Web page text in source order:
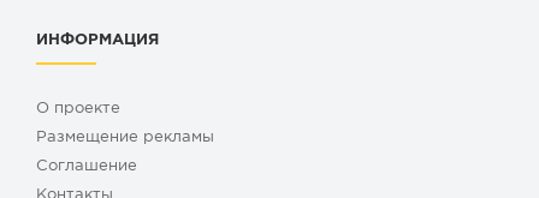
ИНФОРМАЦИЯ
О проекте
Размещение рекламы
Cоглашение
Контакты